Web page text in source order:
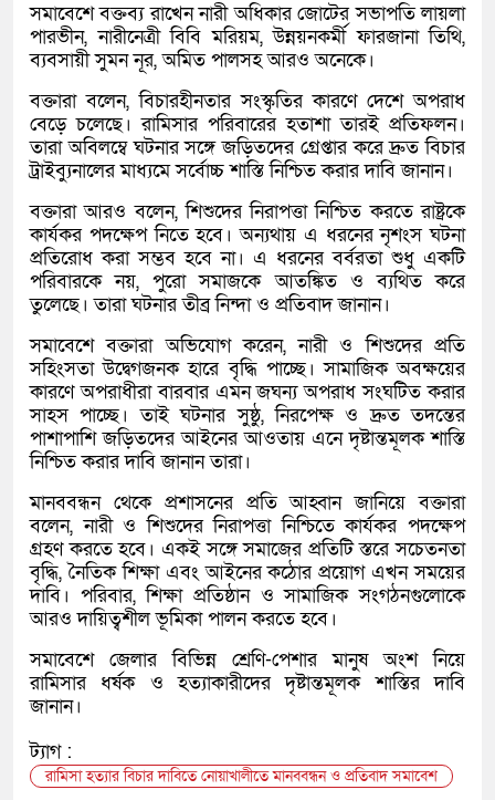
সমাবেশে বক্তব্য রাখেন নারী অধিকার জোটের সভাপতি লায়লা
পারভীন, নারীনেত্রী বিবি মরিয়ম, উন্নয়নকর্মী ফারজানা তিথি,
ব্যবসায়ী সুমন নূর, অমিত পালসহ আরও অনেকে।
বক্তারা বলেন, বিচারহীনতার সংস্কৃতির কারণে দেশে অপরাধ
বেড়ে চলেছে। রামিসার পরিবারের হতাশা তারই প্রতিফলন।
তারা অবিলম্বে ঘটনার সঙ্গে জড়িতদের গ্রেপ্তার করে দ্রুত বিচার
ট্রাইব্যুনালের মাধ্যমে সর্বোচ্চ শাস্তি নিশ্চিত করার দাবি জানান।
বক্তারা আরও বলেন, শিশুদের নিরাপত্তা নিশ্চিত করতে রাষ্ট্রকে
কার্যকর পদক্ষেপ নিতে হবে। অন্যথায় এ ধরনের নৃশংস ঘটনা
প্রতিরোধ করা সম্ভব হবে না। এ ধরনের বর্বরতা শুধু একটি
পরিবারকে নয়, পুরো সমাজকে আতঙ্কিত ও ব্যথিত করে
তুলেছে। তারা ঘটনার তীব্র নিন্দা ও প্রতিবাদ জানান।
সমাবেশে বক্তারা অভিযোগ করেন, নারী ও শিশুদের প্রতি
সহিংসতা উদ্বেগজনক হারে বৃদ্ধি পাচ্ছে। সামাজিক অবক্ষয়ের
কারণে অপরাধীরা বারবার এমন জঘন্য অপরাধ সংঘটিত করার
সাহস পাচ্ছে। তাই ঘটনার সুষ্ঠু, নিরপেক্ষ ও দ্রুত তদন্তের
পাশাপাশি জড়িতদের আইনের আওতায় এনে দৃষ্টান্তমূলক শাস্তি
নিশ্চিত করার দাবি জানান তারা।
মানববন্ধন থেকে প্রশাসনের প্রতি আহ্বান জানিয়ে বক্তারা
বলেন, নারী ও শিশুদের নিরাপত্তা নিশ্চিতে কার্যকর পদক্ষেপ
গ্রহণ করতে হবে। একই সঙ্গে সমাজের প্রতিটি স্তরে সচেতনতা
বৃদ্ধি, নৈতিক শিক্ষা এবং আইনের কঠোর প্রয়োগ এখন সময়ের
দাবি। পরিবার, শিক্ষা প্রতিষ্ঠান ও সামাজিক সংগঠনগুলোকে
আরও দায়িত্বশীল ভূমিকা পালন করতে হবে।
সমাবেশে জেলার বিভিন্ন শ্রেণি-পেশার মানুষ অংশ নিয়ে
রামিসার ধর্ষক ও হত্যাকারীদের দৃষ্টান্তমূলক শাস্তির দাবি
জানান।
ট্যাগ :
রামিসা হত্যার বিচার দাবিতে নোয়াখালীতে মানববন্ধন ও প্রতিবাদ সমাবেশ